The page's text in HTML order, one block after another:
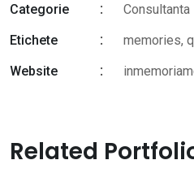
Categorie
Consultanta
Etichete
memories,
Website
Related